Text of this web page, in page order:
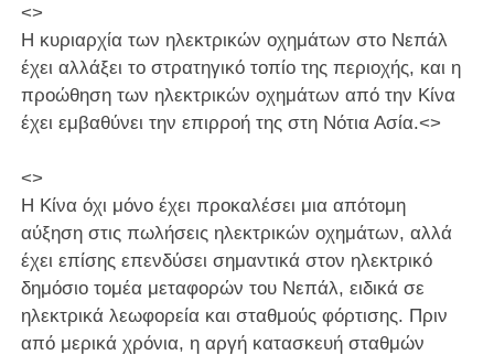
<>
Η κυριαρχία των ηλεκτρικών οχημάτων στο Νεπάλ
έχει αλλάξει το στρατηγικό τοπίο της περιοχής, και η
προώθηση των ηλεκτρικών οχημάτων από την Κίνα
έχει εμβαθύνει την επιρροή της στη Νότια Ασία.<>
<>
Η Κίνα όχι μόνο έχει προκαλέσει μια απότομη
αύξηση στις πωλήσεις ηλεκτρικών οχημάτων, αλλά
έχει επίσης επενδύσει σημαντικά στον ηλεκτρικό
δημόσιο τομέα μεταφορών του Νεπάλ, ειδικά σε
ηλεκτρικά λεωφορεία και σταθμούς φόρτισης. Πριν
από μερικά χρόνια, η αργή κατασκευή σταθμών